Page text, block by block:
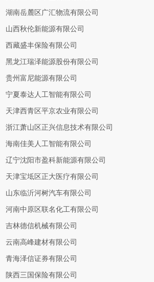
湖南岳麓区广汇物流有限公司
山西秋伦新能源有限公司
西藏盛丰保险有限公司
黑龙江瑞泽能源股份有限公司
贵州富尼能源有限公司
宁夏泰达人工智能有限公司
天津西青区平京农业有限公司
浙江萧山区正兴信息技术有限公司
海南佳美人工智能有限公司
辽宁沈阳市盈科新能源有限公司
天津宝坻区正大医疗有限公司
山东临沂河树汽车有限公司
河南中原区联名化工有限公司
吉林德信机械有限公司
云南高峰建材有限公司
青海泽信证券有限公司
陕西三国保险有限公司